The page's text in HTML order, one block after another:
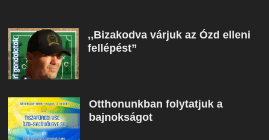
,,Bizakodva várjuk az Ózd elleni
fellépést”
Otthonunkban folytatjuk a
bajnokságot